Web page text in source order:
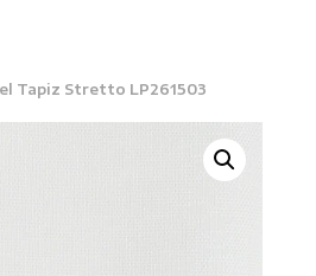
Tapiz Stretto LP261503